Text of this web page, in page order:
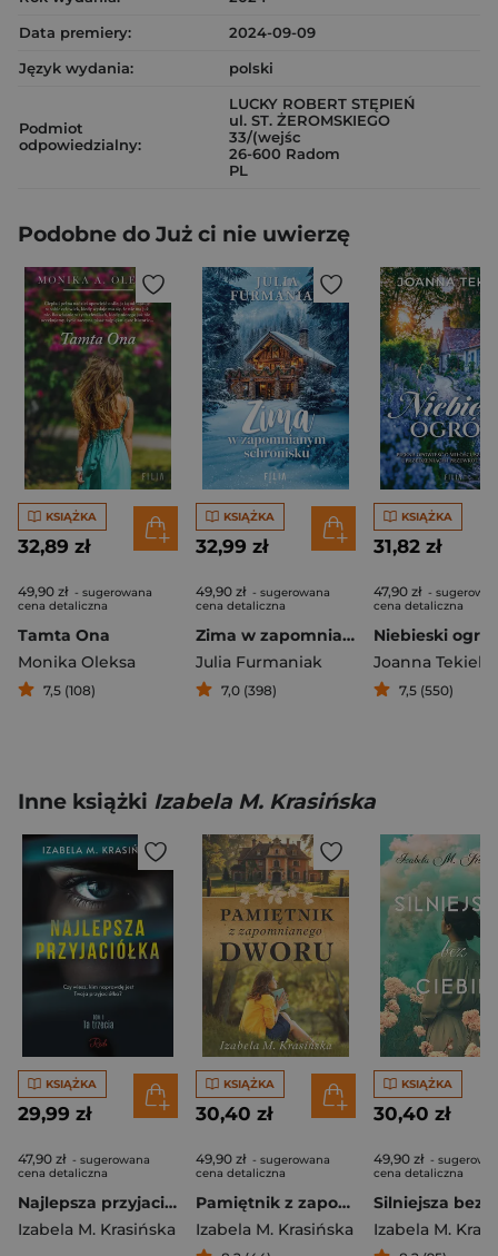
Data premiery:
2024-09-09
Język wydania:
polski
Podmiot
odpowiedzialny:
LUCKY ROBERT STĘPIEŃ
ul. ST. ŻEROMSKIEGO
33/(wejśc
26-600 Radom
PL
Podobne do Już ci nie uwierzę
KSIĄŻKA
32,89 zł
49,90 zł - sugerowana
cena detaliczna
Tamta Ona
Monika Oleksa
7,5 (108)
KSIĄŻKA
32,99 zł
49,90 zł - sugerowana
cena detaliczna
Zima w zapomnianym schronisku
Julia Furmaniak
7,0 (398)
KSIĄŻKA
31,82 zł
47,90 zł -
cena detaliczna
Niebieski
Joanna Tekieli
7,5 (550)
Inne książki Izabela M. Krasińska
KSIĄŻKA
29,99 zł
47,90 zł - sugerowana
cena detaliczna
Najlepsza przyjaciółka. Ta trzecia. Tom 1
Izabela M. Krasińska
KSIĄŻKA
30,40 zł
49,90 zł - sugerowana
cena detaliczna
Pamiętnik z zapomnianego dworu
Izabela M. Krasińska
KSIĄŻKA
30,40 zł
49,90 zł -
cena detaliczna
Izabela M.